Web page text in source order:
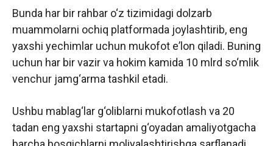
Bunda har bir rahbar o‘z tizimidagi dolzarb
muammolarni ochiq platformada joylashtirib, eng
yaxshi yechimlar uchun mukofot eʼlon qiladi. Buning
uchun har bir vazir va hokim kamida 10 mlrd so‘mlik
venchur jamg‘arma tashkil etadi.
Ushbu mablag‘lar g‘oliblarni mukofotlash va 20
tadan eng yaxshi startapni g‘oyadan amaliyotgacha